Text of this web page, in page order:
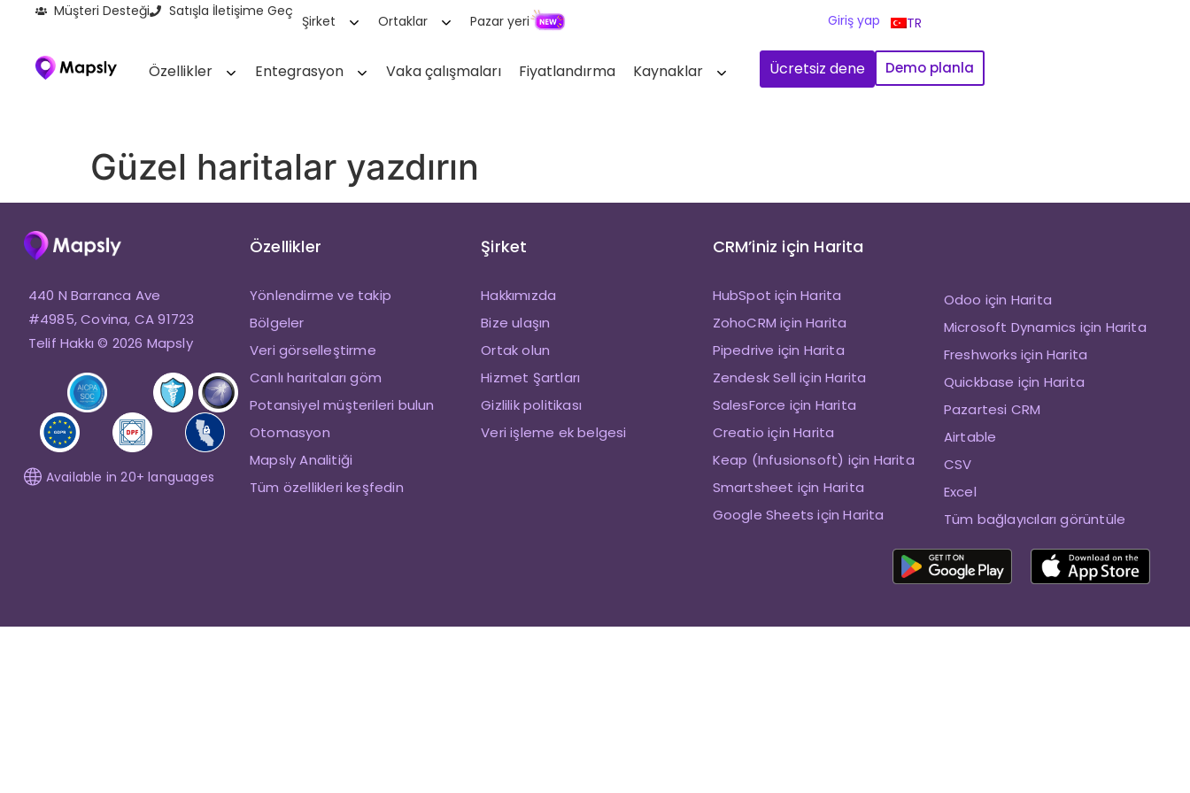
Müşteri Desteği Satışla İletişime Geç
Şirket Ortaklar Pazar yeri Giriş yap TR
Özellikler Entegrasyon Vaka çalışmaları Fiyatlandırma Kaynaklar Ücretsiz dene Demo planla
Güzel haritalar yazdırın
440 N Barranca Ave
#4985, Covina, CA 91723
Telif Hakkı © 2026 Mapsly
Available in 20+ languages
Özellikler
Yönlendirme ve takip
Bölgeler
Veri görselleştirme
Canlı haritaları göm
Potansiyel müşterileri bulun
Otomasyon
Mapsly Analitiği
Tüm özellikleri keşfedin
Şirket
Hakkımızda
Bize ulaşın
Ortak olun
Hizmet Şartları
Gizlilik politikası
Veri işleme ek belgesi
CRM’iniz için Harita
HubSpot için Harita
ZohoCRM için Harita
Pipedrive için Harita
Zendesk Sell için Harita
SalesForce için Harita
Creatio için Harita
Keap (Infusionsoft) için Harita
Smartsheet için Harita
Google Sheets için Harita
Odoo için Harita
Microsoft Dynamics için Harita
Freshworks için Harita
Quickbase için Harita
Pazartesi CRM
Airtable
CSV
Excel
Tüm bağlayıcıları görüntüle